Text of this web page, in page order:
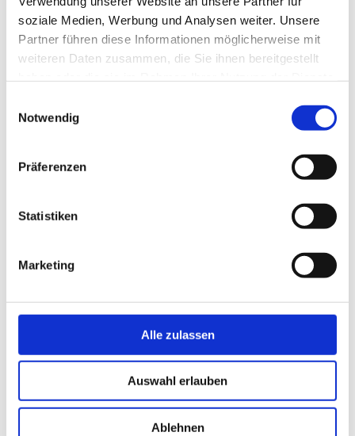
soziale Medien, Werbung und Analysen weiter. Unsere
Partner führen diese Informationen möglicherweise mit
weiteren Daten zusammen, die Sie ihnen bereitgestellt
Notwendig
Präferenzen
Statistiken
Marketing
Alle zulassen
Auswahl erlauben
Ablehnen
Atom(1)
Aufrichtung(2)
Aura(2)
Balance(5)
Berührung(1)
Bhagavad Gita
Body-Positivity(3)
Chinesische Astrologie(1)
(1)
Containment(1)